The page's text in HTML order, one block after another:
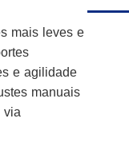
mais leves e
e agilidade
manuais
via